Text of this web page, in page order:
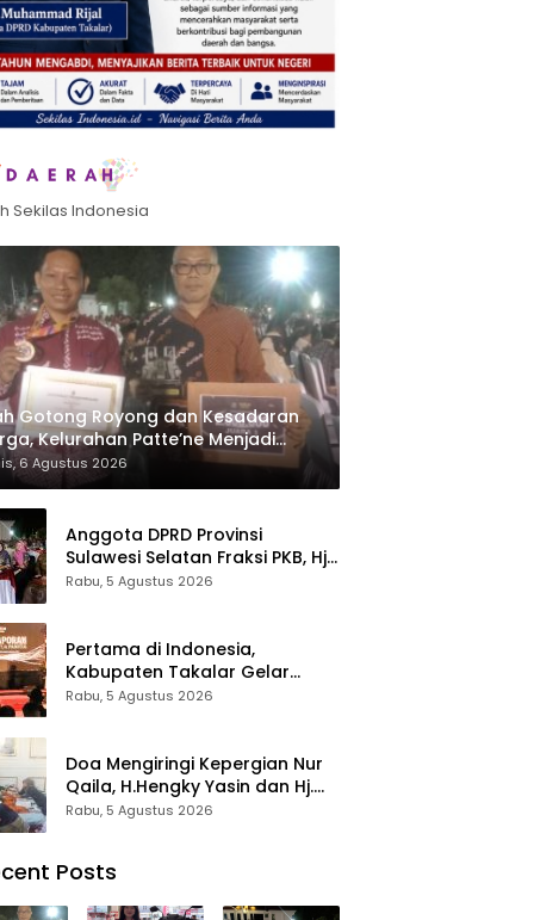
Sekilas Indonesia
Gotong Royong dan Kesadaran
Kelurahan Patte’ne Menjadi
Takalar Award 2026
6 Agustus 2026
Anggota DPRD Provinsi
Sulawesi Selatan Fraksi PKB, Hj.
Fadilah Fahriana Hadiri Dan
Pengabdian Melalui Malam
Apresiasi dan Inovasi Award
2026
Rabu, 5 Agustus 2026
Pertama di Indonesia,
Kabupaten Takalar Gelar
Malam Apresiasi dan Inovasi
Publik Berprestasi
Rabu, 5 Agustus 2026
Doa Mengiringi Kepergian Nur
Qaila, H.Hengky Yasin dan Hj.
Fadilah Fahriana Hadir
Rabu, 5 Agustus 2026
Posts